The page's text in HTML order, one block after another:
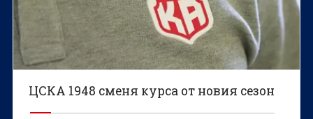
ЦСКА 1948 сменя курса от новия сезон